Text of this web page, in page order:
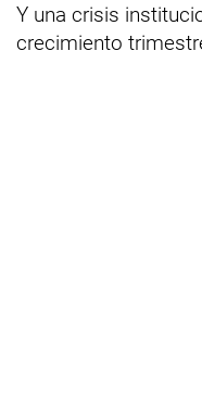
Y una crisis
crecimiento